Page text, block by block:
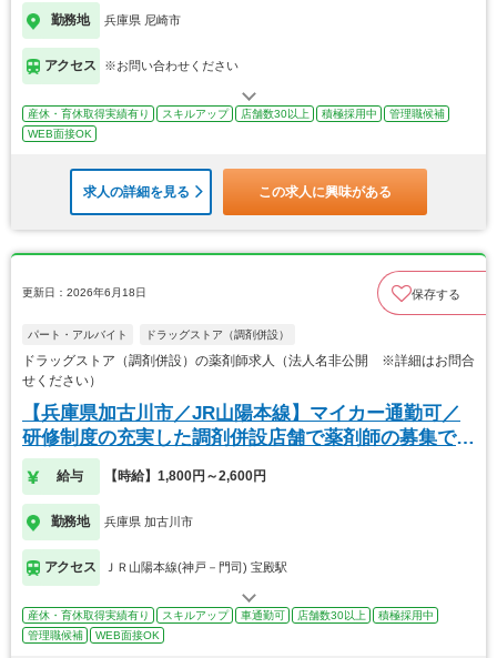
勤務地 兵庫県 尼崎市
アクセス ※お問い合わせください
産休・育休取得実績有り スキルアップ 店舗数30以上 積極採用中
管理職候補
WEB面接OK
求人の詳細を見る この求人に興味がある
更新日：2026年6月18日 保存する
パート・アルバイト ドラッグストア（調剤併設）
ドラッグストア（調剤併設）の薬剤師求人（法人名非公開 ※詳細はお問合
せください）
【兵庫県加古川市／JR山陽本線】マイカー通勤可／
研修制度の充実した調剤併設店舗で薬剤師の募集で
す！
給与 【時給】1,800円～2,600円
勤務地 兵庫県 加古川市
アクセス ＪＲ山陽本線(神戸－門司) 宝殿駅
産休・育休取得実績有り スキルアップ 車通勤可 店舗数30以上
積極採用中
管理職候補
WEB面接OK